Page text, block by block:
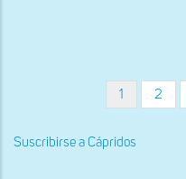
Paginación
Página
actual
1 Página
2
Suscribirse a Cápridos